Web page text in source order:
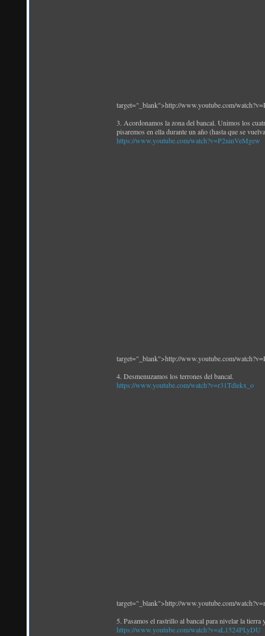
target="_blank">http://www.youtube.com/
3. Acordonamos la zona del bancal. Unimos los
pisaremos en ella durante un año (hasta que se
https://www.youtube.com/watch?v=P2ninVeMgew
target="_blank">http://www.youtube.com/
4. Desmenuzamos los terrones del bancal.
https://www.youtube.com/watch?v=r31Tdlekx_o
target="_blank">http://www.youtube.com/
5. Pasamos el rastrillo al bancal para nivelar la
https://www.youtube.com/watch?v=aL1524PLyDU